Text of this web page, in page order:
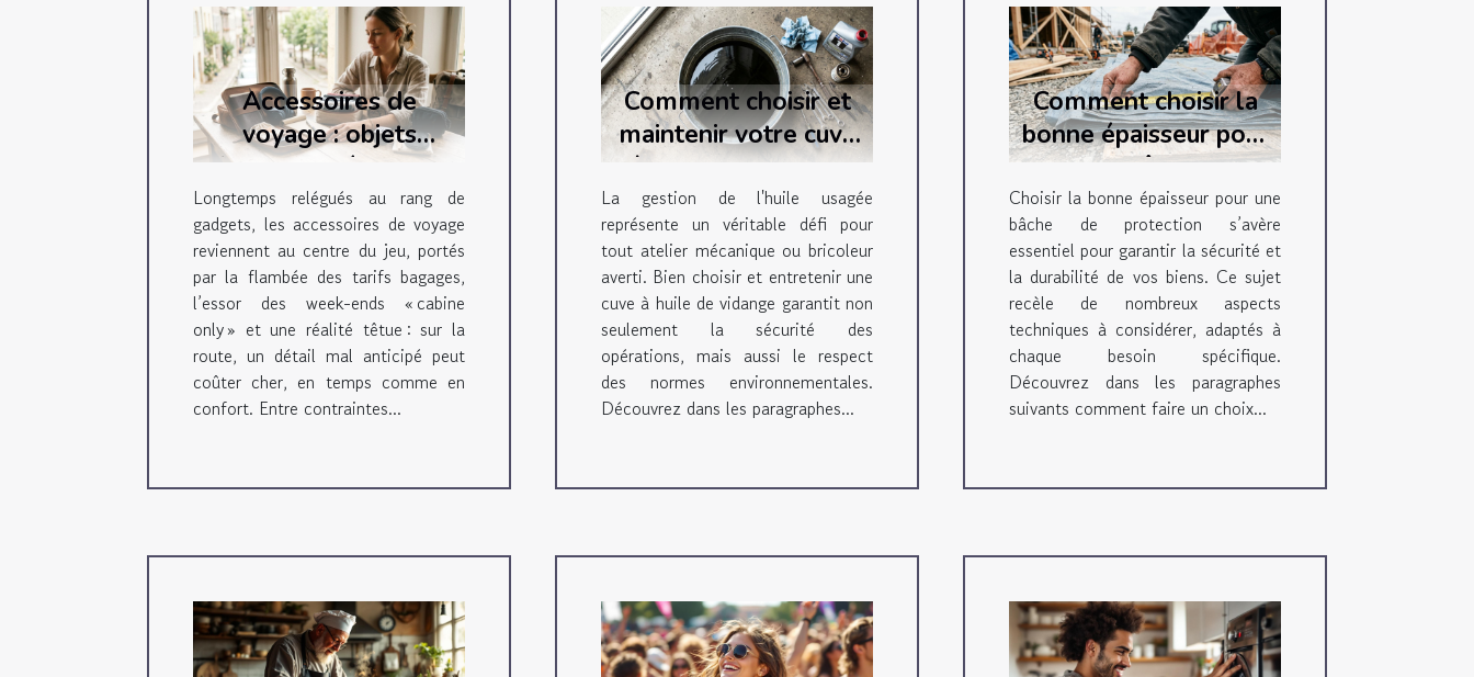
Accessoires de
voyage : objets
futiles ou véritables
alliés sur la route ?
Longtemps relégués au rang de
gadgets, les accessoires de voyage
reviennent au centre du jeu, portés
par la flambée des tarifs bagages,
l’essor des week-ends « cabine
only » et une réalité têtue : sur la
route, un détail mal anticipé peut
coûter cher, en temps comme en
confort. Entre contraintes...
Comment choisir et
maintenir votre cuve
à huile de vidange
efficacement
La gestion de l'huile usagée
représente un véritable défi pour
tout atelier mécanique ou bricoleur
averti. Bien choisir et entretenir une
cuve à huile de vidange garantit non
seulement la sécurité des
opérations, mais aussi le respect
des normes environnementales.
Découvrez dans les paragraphes...
Comment choisir la
bonne épaisseur pour
votre bâche de
protection ?
Choisir la bonne épaisseur pour une
bâche de protection s’avère
essentiel pour garantir la sécurité et
la durabilité de vos biens. Ce sujet
recèle de nombreux aspects
techniques à considérer, adaptés à
chaque besoin spécifique.
Découvrez dans les paragraphes
suivants comment faire un choix...